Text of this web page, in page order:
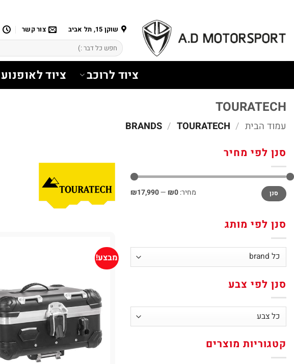
content
שוקן 15, תל אביב צור קשר
חיפוש
עבור:
ציוד לרוכב ציוד לאופנוע
TOURATECH
עמוד הבית /
/ TOURATECH
סנן לפי מחיר
מחיר
מינימלי
מחיר
מקסימלי
סנן מחיר:₪0
—
₪17,990
סנן לפי מותג
סנן לפי צבע
קטגוריות מוצרים
מבצע!